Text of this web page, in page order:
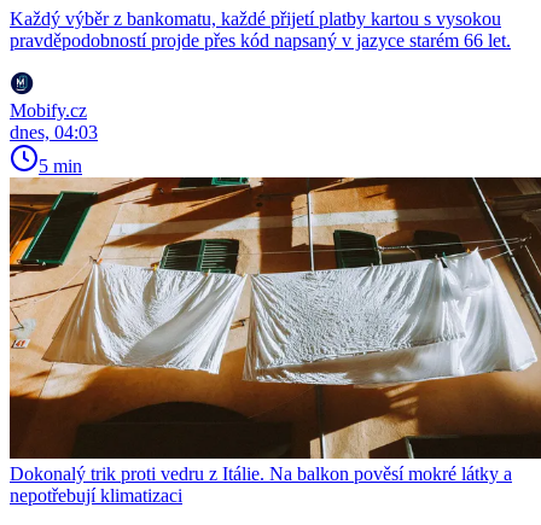
Každý výběr z bankomatu, každé přijetí platby kartou s vysokou
pravděpodobností projde přes kód napsaný v jazyce starém 66 let.
Mobify.cz
dnes, 04:03
5 min
Dokonalý trik proti vedru z Itálie. Na balkon pověsí mokré látky a
nepotřebují klimatizaci